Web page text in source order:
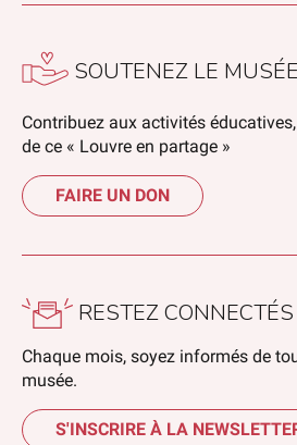
SOUTENEZ LE MUSÉE
Contribuez aux activités
de ce « Louvre en partage »
FAIRE UN DON
RESTEZ CONNECTÉS
Chaque mois, soyez informés de
musée.
S'INSCRIRE À LA